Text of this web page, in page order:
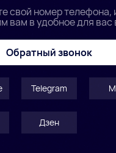
свой номер телефона,
вам в удобное для вас
Обратный звонок
Telegram
Дзен